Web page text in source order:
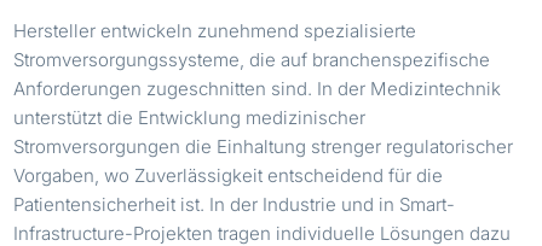
Hersteller entwickeln zunehmend spezialisierte
Stromversorgungssysteme, die auf branchenspezifische
Anforderungen zugeschnitten sind. In der Medizintechnik
unterstützt die Entwicklung medizinischer
Stromversorgungen die Einhaltung strenger regulatorischer
Vorgaben, wo Zuverlässigkeit entscheidend für die
Patientensicherheit ist. In der Industrie und in Smart-
Infrastructure-Projekten tragen individuelle Lösungen dazu